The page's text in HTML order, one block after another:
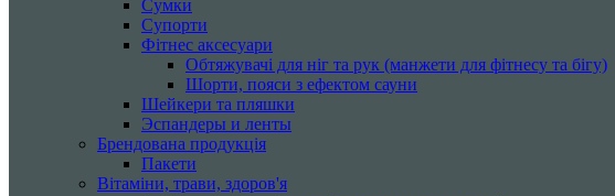
Сумки
Супорти
Фітнес аксесуари
Обтяжувачі для ніг та рук (манжети для фітнесу та бігу)
Шорти, пояси з ефектом сауни
Шейкери та пляшки
Эспандеры и ленты
Брендована продукція
Пакети
Вітаміни, трави, здоров'я